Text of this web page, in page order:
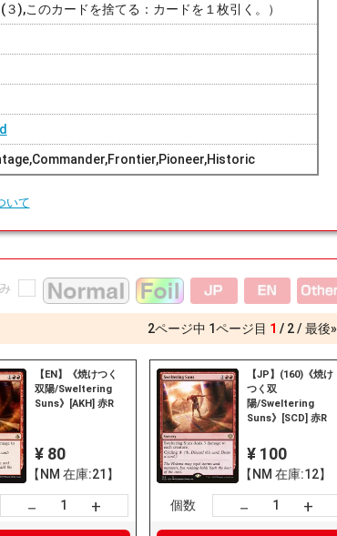
),このカードを捨てる：カードを１枚引く。）
いて
2ページ中 1ページ目 1 2 最後»
【EN】《焼けつく
双陽/Sweltering
Suns》[AKH] 赤R
¥ 80
【NM 在庫:21】
－ +
【JP】(160)《焼け
つく双
陽/Sweltering
Suns》[SCD] 赤R
¥ 100
【NM 在庫:12】
個数 － +